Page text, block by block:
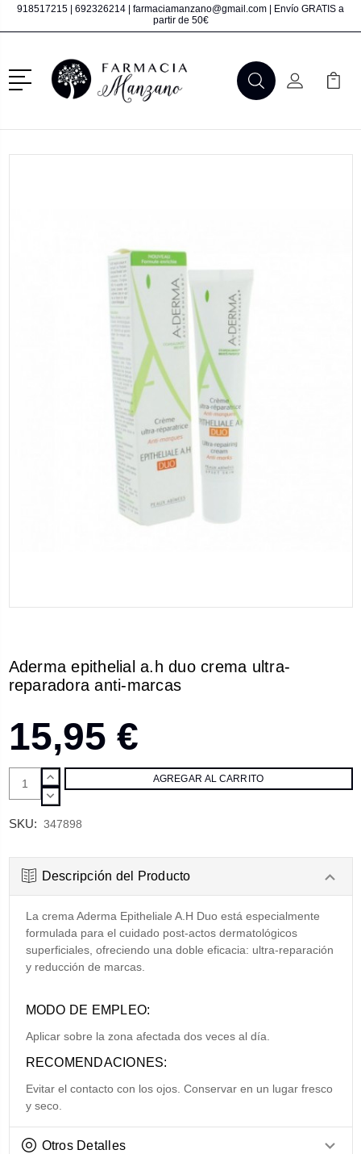
918517215 692326214 farmaciamanzano@gmail.com | Envío GRATIS a
partir de 50€
Menú
BuscarMi Cuenta
Mi
Aderma epithelial a.h duo crema ultra-
reparadora anti-marcas
15,95 €
AUMENTAR
CANTIDAD:
DISMINUIR
SKU: 347898
Descripción del Producto
La crema Aderma Epitheliale A.H Duo está especialmente
formulada para el cuidado post-actos dermatológicos
superficiales, ofreciendo una doble eficacia: ultra-reparación
y reducción de marcas.
MODO DE EMPLEO:
Aplicar sobre la zona afectada dos veces al día.
RECOMENDACIONES:
Evitar el contacto con los ojos. Conservar en un lugar fresco
y seco.
Otros Detalles